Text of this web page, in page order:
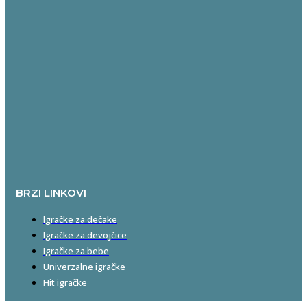
BRZI LINKOVI
Igračke za dečake
Igračke za devojčice
Igračke za bebe
Univerzalne igračke
Hit igračke